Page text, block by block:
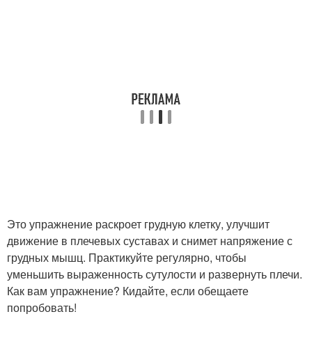
Это упражнение раскроет грудную клетку, улучшит
движение в плечевых суставах и снимет напряжение с
грудных мышц. Практикуйте регулярно, чтобы
уменьшить выраженность сутулости и развернуть плечи.
Как вам упражнение? Кидайте, если обещаете
попробовать!